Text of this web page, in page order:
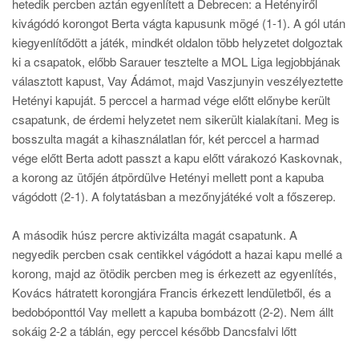
hetedik percben aztán egyenlített a Debrecen: a Hetényiről
kivágódó korongot Berta vágta kapusunk mögé (1-1). A gól után
kiegyenlítődött a játék, mindkét oldalon több helyzetet dolgoztak
ki a csapatok, előbb Sarauer tesztelte a MOL Liga legjobbjának
választott kapust, Vay Ádámot, majd Vaszjunyin veszélyeztette
Hetényi kapuját. 5 perccel a harmad vége előtt előnybe került
csapatunk, de érdemi helyzetet nem sikerült kialakítani. Meg is
bosszulta magát a kihasználatlan fór, két perccel a harmad
vége előtt Berta adott passzt a kapu előtt várakozó Kaskovnak,
a korong az ütőjén átpördülve Hetényi mellett pont a kapuba
vágódott (2-1). A folytatásban a mezőnyjátéké volt a főszerep.
A második húsz percre aktivizálta magát csapatunk. A
negyedik percben csak centikkel vágódott a hazai kapu mellé a
korong, majd az ötödik percben meg is érkezett az egyenlítés,
Kovács hátratett korongjára Francis érkezett lendületből, és a
bedobóponttól Vay mellett a kapuba bombázott (2-2). Nem állt
sokáig 2-2 a táblán, egy perccel később Dancsfalvi lőtt